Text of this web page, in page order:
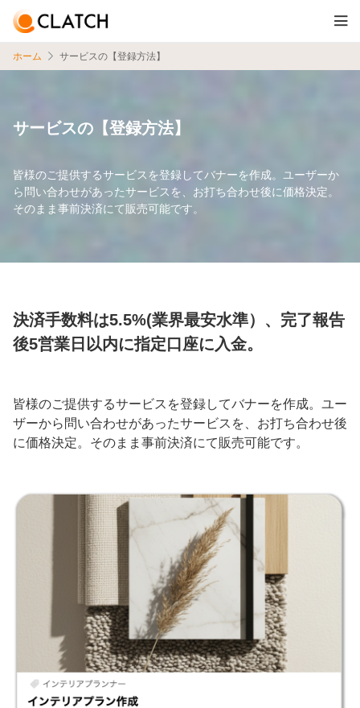
ホーム サービスの【登録方法】
サービスの【登録方法】
皆様のご提供するサービスを登録してバナーを作成。ユーザーか
ら問い合わせがあったサービスを、お打ち合わせ後に価格決定。
そのまま事前決済にて販売可能です。
決済手数料は5.5%(業界最安水準）、完了報告
後5営業日以内に指定口座に入金。
皆様のご提供するサービスを登録してバナーを作成。ユー
ザーから問い合わせがあったサービスを、お打ち合わせ後
に価格決定。そのまま事前決済にて販売可能です。